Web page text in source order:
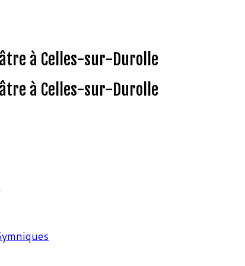
à Celles-sur-Durolle
à Celles-sur-Durolle